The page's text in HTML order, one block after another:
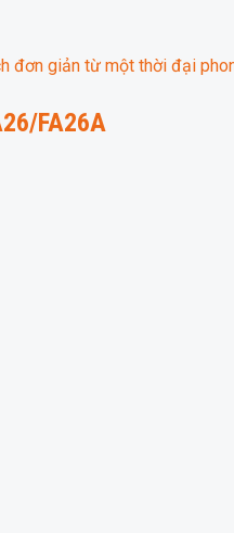
đơn giản từ một thời đại
FA26A